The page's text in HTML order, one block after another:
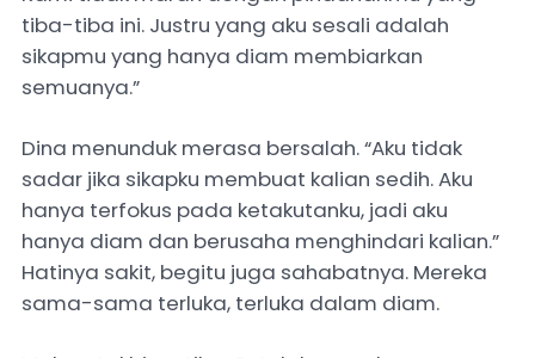
tiba-tiba ini. Justru yang aku sesali adalah
sikapmu yang hanya diam membiarkan
semuanya.”
Dina menunduk merasa bersalah. “Aku tidak
sadar jika sikapku membuat kalian sedih. Aku
hanya terfokus pada ketakutanku, jadi aku
hanya diam dan berusaha menghindari kalian.”
Hatinya sakit, begitu juga sahabatnya. Mereka
sama-sama terluka, terluka dalam diam.